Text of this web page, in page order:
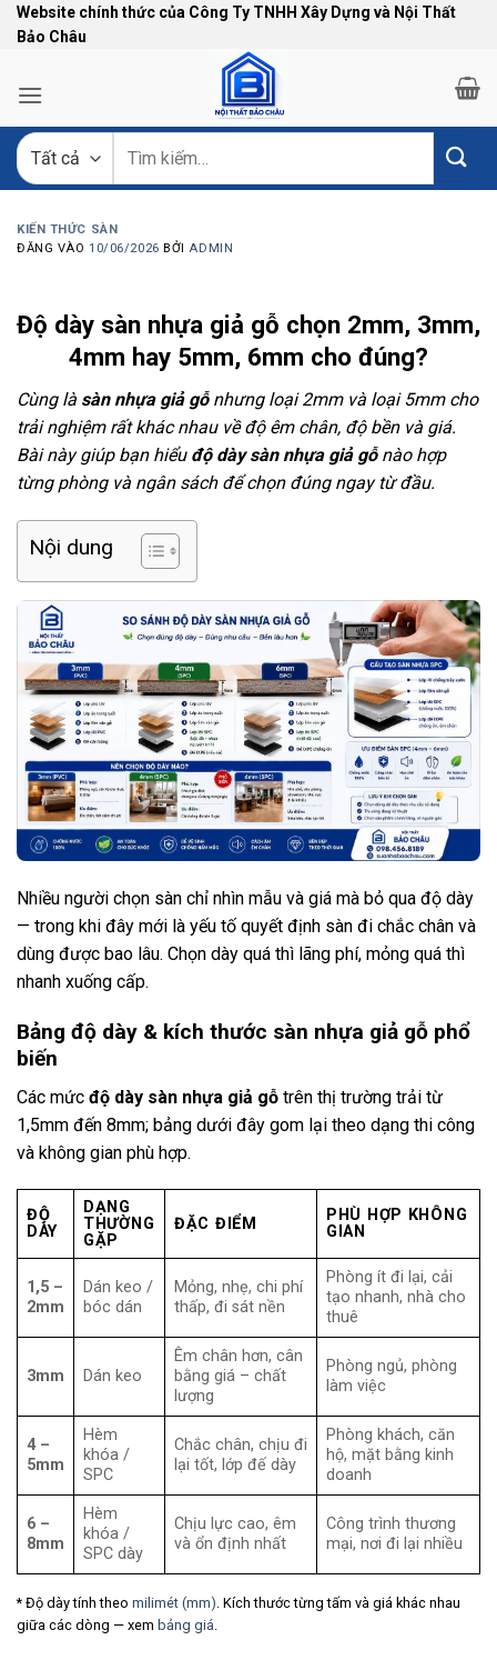
Bỏ
qua
dung
Website chính thức của Công Ty TNHH Xây Dựng và Nội Thất
Bảo Châu
kiếm:
KIẾN THỨC SÀN
ĐĂNG VÀO10/06/2026 BỞIADMIN
Độ dày sàn nhựa giả gỗ chọn 2mm, 3mm,
4mm hay 5mm, 6mm cho đúng?
Cùng là sàn nhựa giả gỗnhưng loại 2mm và loại 5mm cho
trải nghiệm rất khác nhau về độ êm chân, độ bền và giá.
Bài này giúp bạn hiểu độ dày sàn nhựa giả gỗnào hợp
từng phòng và ngân sách để chọn đúng ngay từ đầu.
Nội dung
Nhiều người chọn sàn chỉ nhìn mẫu và giá mà bỏ qua độ dày
— trong khi đây mới là yếu tố quyết định sàn đi chắc chân và
dùng được bao lâu. Chọn dày quá thì lãng phí, mỏng quá thì
nhanh xuống cấp.
Bảng độ dày & kích thước sàn nhựa giả gỗ phổ
biến
Các mức độ dày sàn nhựa giả gỗ trên thị trường trải từ
1,5mm đến 8mm; bảng dưới đây gom lại theo dạng thi công
và không gian phù hợp.
ĐỘ
DÀY
DẠNG
THƯỜNG
GẶP
ĐẶC ĐIỂM
PHÙ HỢP KHÔNG
GIAN
1,5 –
2mm
Dán keo /
bóc dán
Mỏng, nhẹ, chi phí
thấp, đi sát nền
Phòng ít đi lại, cải
tạo nhanh, nhà cho
thuê
3mm Dán keo
Êm chân hơn, cân
bằng giá – chất
lượng
Phòng ngủ, phòng
làm việc
4 –
5mm
Hèm
khóa /
SPC
Chắc chân, chịu đi
lại tốt, lớp đế dày
Phòng khách, căn
hộ, mặt bằng kinh
doanh
6 –
8mm
Hèm
khóa /
SPC dày
Chịu lực cao, êm
và ổn định nhất
Công trình thương
mại, nơi đi lại nhiều
* Độ dày tính theo milimét (mm). Kích thước từng tấm và giá khác nhau
giữa các dòng — xem bảng giá.